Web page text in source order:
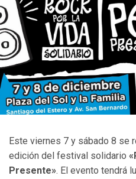
Este viernes 7 y sábado 8 se
edición del festival solidario
Presente». El evento tendrá